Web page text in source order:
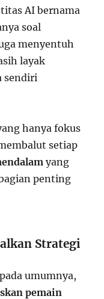
AI bernama
soal
menyentuh
layak
sendiri
hanya fokus
setiap
yang
penting
Strategi
umumnya,
pemain